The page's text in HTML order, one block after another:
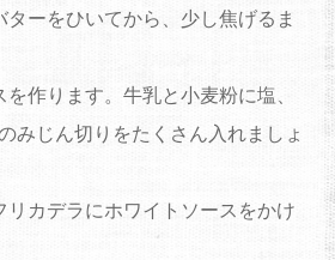
ターをひいてから、少し焦げるま
を作ります。牛乳と小麦粉に塩、
みじん切りをたくさん入れましょ
リカデラにホワイトソースをかけ